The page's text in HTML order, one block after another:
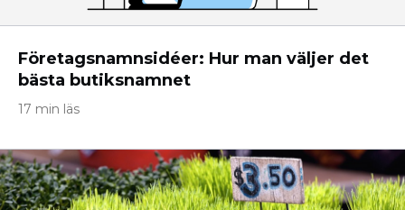
Företagsnamnsidéer: Hur man väljer det
bästa butiksnamnet
17 min läs